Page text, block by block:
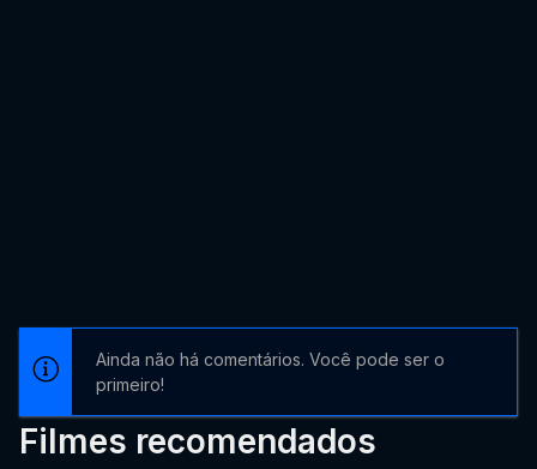
Ainda não há comentários. Você pode ser o
primeiro!
Filmes recomendados